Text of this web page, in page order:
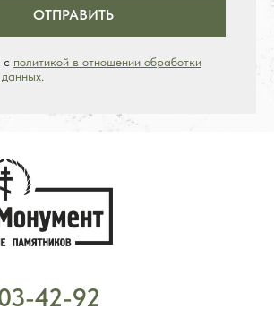
ОТПРАВИТЬ
с политикой в отношении обработки